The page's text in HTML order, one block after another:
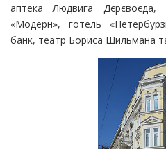
аптека Людвига Дєрєвоєда,
«Модерн», готель
банк, театр Бориса Шильмана та